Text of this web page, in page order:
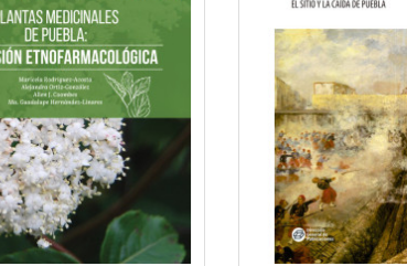
QUICKVIEW
WISHLIST